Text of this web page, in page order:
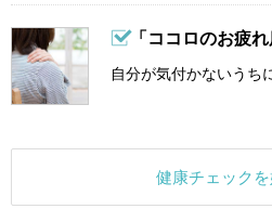
「ココロのお疲
自分が気付かないうち
健康チェック